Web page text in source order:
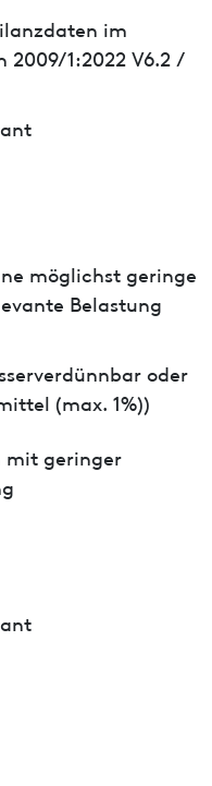
im
2009/1:2022 V6.2 /
möglichst geringe
Belastung
oder
(max. 1%))
mit geringer